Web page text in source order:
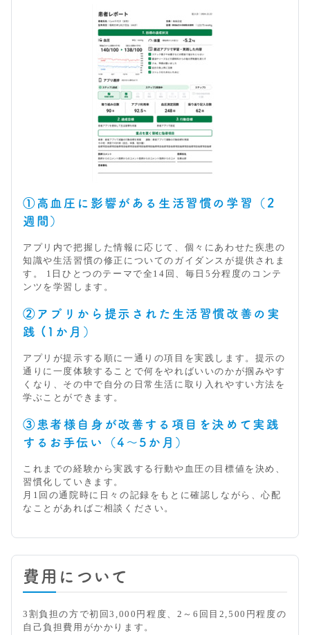
①高血圧に影響がある生活習慣の学習（2
週間）
アプリ内で把握した情報に応じて、個々にあわせた疾患の
知識や生活習慣の修正についてのガイダンスが提供されま
す。 1日ひとつのテーマで全14回、毎日5分程度のコンテ
ンツを学習します。
②アプリから提示された生活習慣改善の実
践 (1か月）
アプリが提示する順に一通りの項目を実践します。提示の
通りに一度体験することで何をやればいいのかが掴みやす
くなり、その中で自分の日常生活に取り入れやすい方法を
学ぶことができます。
③患者様自身が改善する項目を決めて実践
するお手伝い（4～5か月）
これまでの経験から実践する行動や血圧の目標値を決め、
習慣化していきます。
月1回の通院時に日々の記録をもとに確認しながら、心配
なことがあればご相談ください。
費用について
3割負担の方で初回3,000円程度、2～6回目2,500円程度の
自己負担費用がかかります。